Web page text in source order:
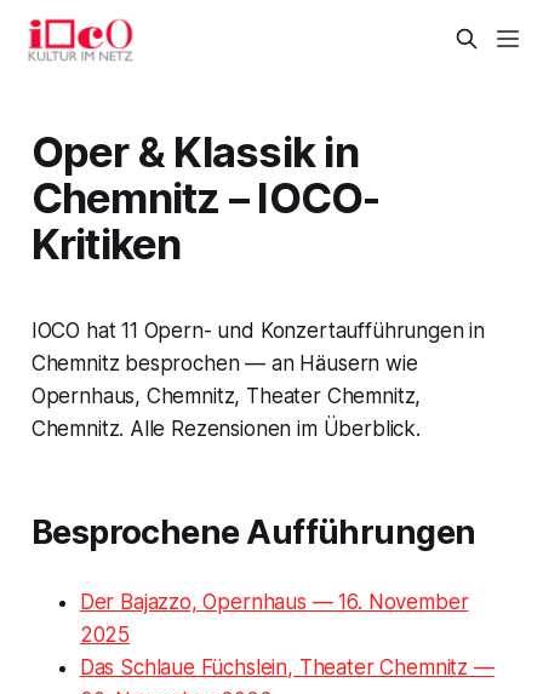
Oper & Klassik in
Chemnitz – IOCO-
Kritiken
IOCO hat 11 Opern- und Konzertaufführungen in
Chemnitz besprochen — an Häusern wie
Opernhaus, Chemnitz, Theater Chemnitz,
Chemnitz. Alle Rezensionen im Überblick.
Besprochene Aufführungen
Der Bajazzo, Opernhaus — 16. November
2025
Das Schlaue Füchslein, Theater Chemnitz —